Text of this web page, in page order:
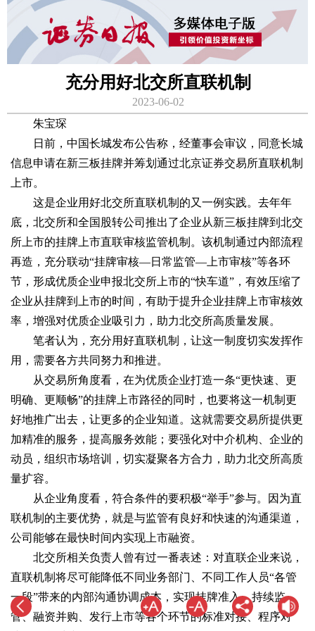
充分用好北交所直联机制
2023-06-02
朱宝琛
日前，中国长城发布公告称，经董事会审议，同意长城
信息申请在新三板挂牌并筹划通过北京证券交易所直联机制
上市。
这是企业用好北交所直联机制的又一例实践。去年年
底，北交所和全国股转公司推出了企业从新三板挂牌到北交
所上市的挂牌上市直联审核监管机制。该机制通过内部流程
再造，充分联动“挂牌审核—日常监管—上市审核”等各环
节，形成优质企业申报北交所上市的“快车道”，有效压缩了
企业从挂牌到上市的时间，有助于提升企业挂牌上市审核效
率，增强对优质企业吸引力，助力北交所高质量发展。
笔者认为，充分用好直联机制，让这一制度切实发挥作
用，需要各方共同努力和推进。
从交易所角度看，在为优质企业打造一条“更快速、更
明确、更顺畅”的挂牌上市路径的同时，也要将这一机制更
好地推广出去，让更多的企业知道。这就需要交易所提供更
加精准的服务，提高服务效能；要强化对中介机构、企业的
动员，组织市场培训，切实凝聚各方合力，助力北交所高质
量扩容。
从企业角度看，符合条件的要积极“举手”参与。因为直
联机制的主要优势，就是与监管有良好和快速的沟通渠道，
公司能够在最快时间内实现上市融资。
北交所相关负责人曾有过一番表述：对直联企业来说，
直联机制将尽可能降低不同业务部门、不同工作人员“各管
一段”带来的内部沟通协调成本，实现挂牌准入、持续监
管、融资并购、发行上市等各个环节的标准对接、程序对